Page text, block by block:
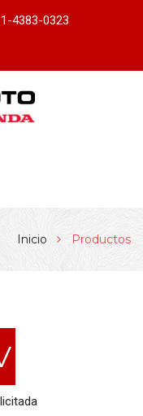
4383-0323
Inicio Productos